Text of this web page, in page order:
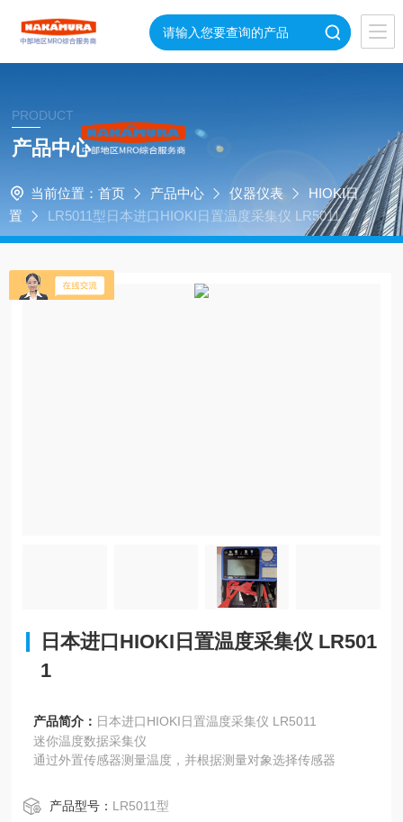
PRODUCT
产品中心
当前位置： 首页 产品中心 仪器仪表
HIOKI日
置
LR5011型日本进口HIOKI日置温度采集仪 LR5011
日本进口HIOKI日置温度采集仪 LR501
1
产品简介： 日本进口HIOKI日置温度采集仪 LR5011
迷你温度数据采集仪
通过外置传感器测量温度，并根据测量对象选择传感器
产品型号： LR5011型